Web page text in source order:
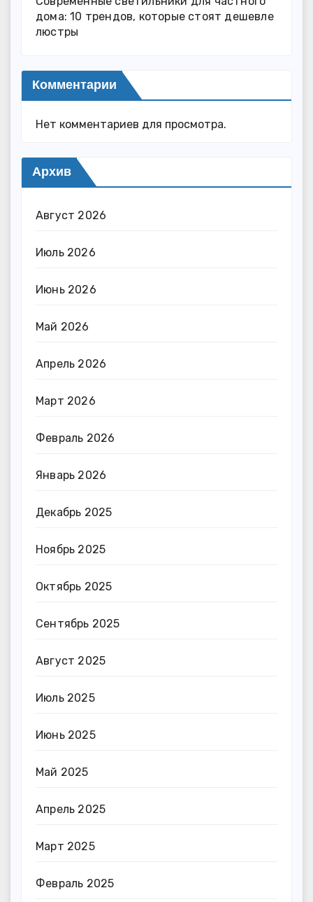
дома: 10 трендов, которые стоят дешевле
люстры
Комментарии
Нет комментариев для просмотра.
Архив
Август 2026
Июль 2026
Июнь 2026
Май 2026
Апрель 2026
Март 2026
Февраль 2026
Январь 2026
Декабрь 2025
Ноябрь 2025
Октябрь 2025
Сентябрь 2025
Август 2025
Июль 2025
Июнь 2025
Май 2025
Апрель 2025
Март 2025
Февраль 2025